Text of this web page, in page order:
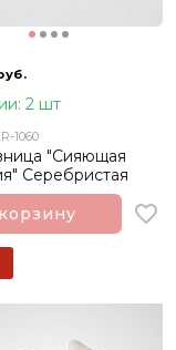
2 шт
1060
"Сияющая
Серебристая